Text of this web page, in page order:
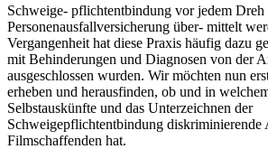
Schweige- pflichtentbindung vor jedem Dreh
Personenausfallversicherung über- mittelt
Vergangenheit hat diese Praxis häufig dazu
mit Behinderungen und Diagnosen von der
ausgeschlossen wurden. Wir möchten nun
erheben und herausfinden, ob und in
Selbstauskünfte und das Unterzeichnen der
Schweigepflichtentbindung
Filmschaffenden hat.